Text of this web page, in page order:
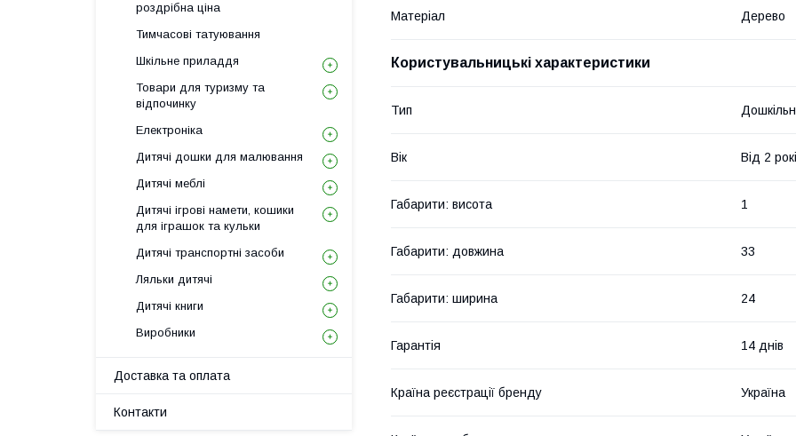
Матеріал Дерево
Користувальницькі характеристики
Тип
Вік Від 2
Габарити: висота 1
Габарити: довжина 33
Габарити: ширина 24
Гарантія 14 днів
Країна реєстрації бренду Україна
роздрібна ціна
Тимчасові татуювання
Шкільне приладдя
Товари для туризму та
відпочинку
Електроніка
Дитячі дошки для малювання
Дитячі меблі
Дитячі ігрові намети, кошики
для іграшок та кульки
Дитячі транспортні засоби
Ляльки дитячі
Дитячі книги
Виробники
Доставка та оплата
Контакти